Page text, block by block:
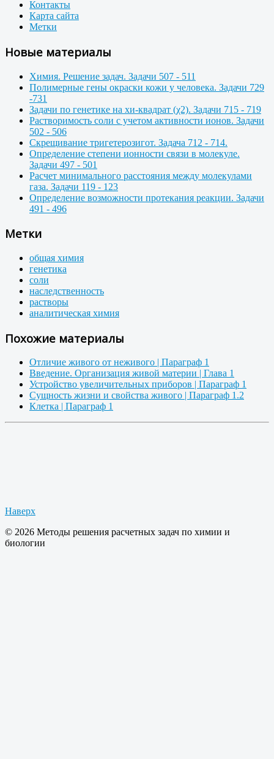
Контакты
Карта сайта
Метки
Новые материалы
Химия. Решение задач. Задачи 507 - 511
Полимерные гены окраски кожи у человека. Задачи 729
-731
Задачи по генетике на хи-квадрат (χ2). Задачи 715 - 719
Растворимость соли с учетом активности ионов. Задачи
502 - 506
Скрещивание тригетерозигот. Задача 712 - 714.
Определение степени ионности связи в молекуле.
Задачи 497 - 501
Расчет минимального расстояния между молекулами
газа. Задачи 119 - 123
Определение возможности протекания реакции. Задачи
491 - 496
Метки
общая химия
генетика
соли
наследственность
растворы
аналитическая химия
Похожие материалы
Отличие живого от неживого | Параграф 1
Введение. Организация живой материи | Глава 1
Устройство увеличительных приборов | Параграф 1
Сущность жизни и свойства живого | Параграф 1.2
Клетка | Параграф 1
Наверх
© 2026 Методы решения расчетных задач по химии и
биологии